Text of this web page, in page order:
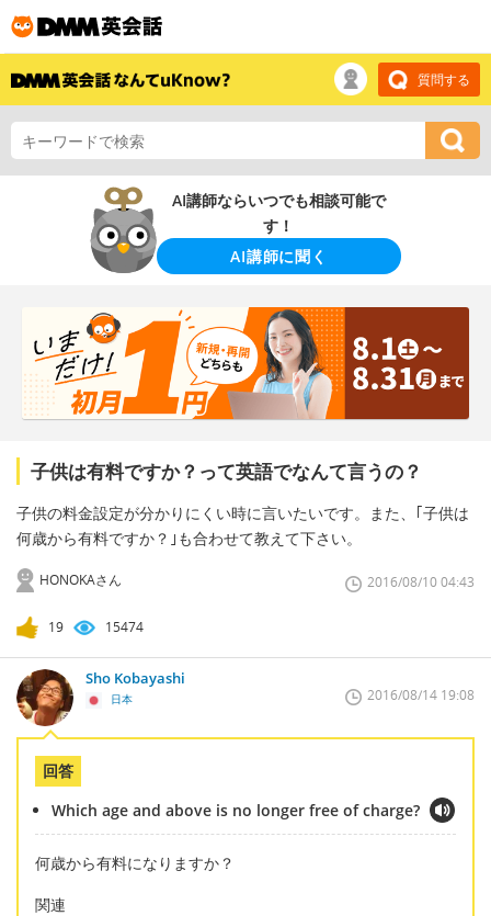
質問する
AI講師ならいつでも相談可能で
す！
AI講師に聞く
子供は有料ですか？って英語でなんて言うの？
子供の料金設定が分かりにくい時に言いたいです。また、｢子供は
何歳から有料ですか？｣も合わせて教えて下さい。
HONOKAさん 2016/08/10 04:43
19 15474
Sho Kobayashi
日本 2016/08/14 19:08
回答
Which age and above is no longer free of charge?
何歳から有料になりますか？
関連